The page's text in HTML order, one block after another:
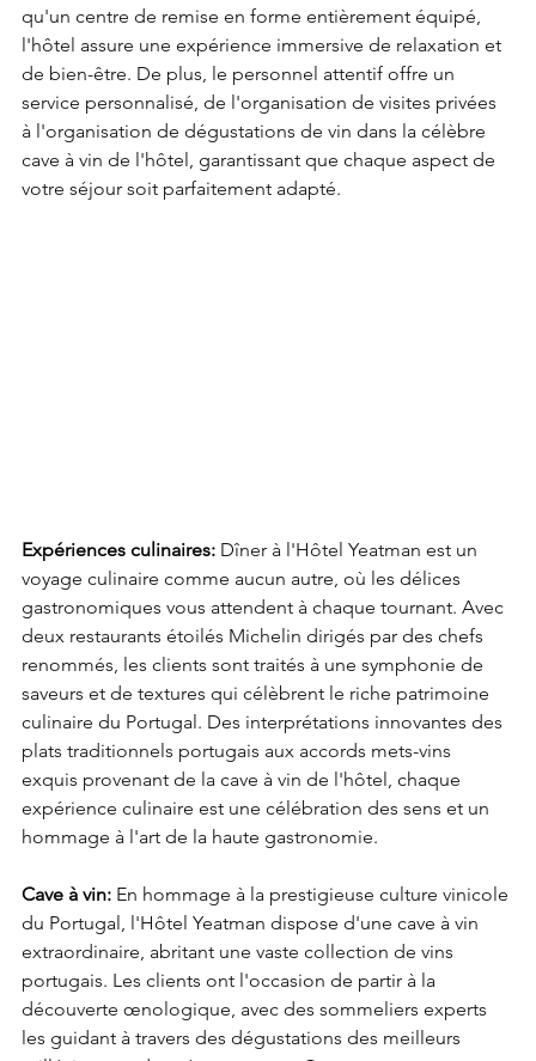
qu'un centre de remise en forme entièrement équipé,
l'hôtel assure une expérience immersive de relaxation et
de bien-être. De plus, le personnel attentif offre un
service personnalisé, de l'organisation de visites privées
à l'organisation de dégustations de vin dans la célèbre
cave à vin de l'hôtel, garantissant que chaque aspect de
votre séjour soit parfaitement adapté.
Expériences culinaires: Dîner à l'Hôtel Yeatman est un
voyage culinaire comme aucun autre, où les délices
gastronomiques vous attendent à chaque tournant. Avec
deux restaurants étoilés Michelin dirigés par des chefs
renommés, les clients sont traités à une symphonie de
saveurs et de textures qui célèbrent le riche patrimoine
culinaire du Portugal. Des interprétations innovantes des
plats traditionnels portugais aux accords mets-vins
exquis provenant de la cave à vin de l'hôtel, chaque
expérience culinaire est une célébration des sens et un
hommage à l'art de la haute gastronomie.
Cave à vin: En hommage à la prestigieuse culture vinicole
du Portugal, l'Hôtel Yeatman dispose d'une cave à vin
extraordinaire, abritant une vaste collection de vins
portugais. Les clients ont l'occasion de partir à la
découverte œnologique, avec des sommeliers experts
les guidant à travers des dégustations des meilleurs